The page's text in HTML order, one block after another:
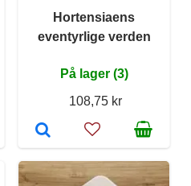
Hortensiaens
eventyrlige verden
På lager (3)
108,75 kr